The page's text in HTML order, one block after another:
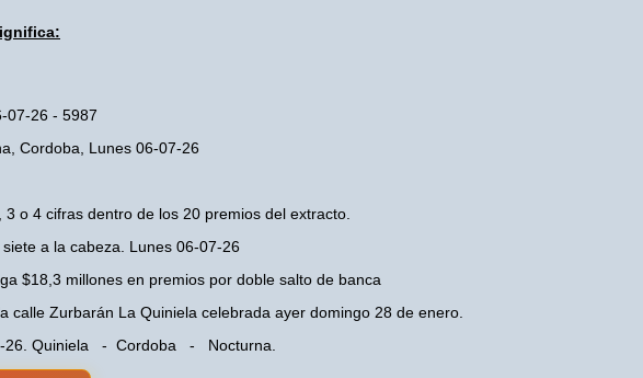
26 - 5987
Cordoba, Lunes 06-07-26
o 4 cifras dentro de los 20 premios del extracto.
a la cabeza. Lunes 06-07-26
$18,3 millones en premios por doble salto de banca
Zurbarán La Quiniela celebrada ayer domingo 28 de enero.
26. Quiniela - Cordoba - Nocturna.